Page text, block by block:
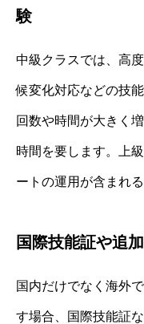
験
中級クラスでは、高
候変化対応などの技
回数や時間が大きく
時間を要します。上
ートの運用が含まれ
国際技能証や追
国内だけでなく海外
す場合、国際技能証